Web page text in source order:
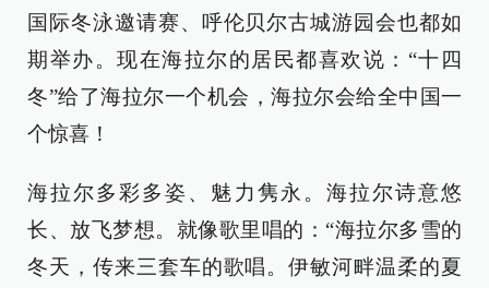
国际冬泳邀请赛、呼伦贝尔古城游园会也都如
期举办。现在海拉尔的居民都喜欢说：“十四
冬”给了海拉尔一个机会，海拉尔会给全中国一
个惊喜！
海拉尔多彩多姿、魅力隽永。海拉尔诗意悠
长、放飞梦想。就像歌里唱的：“海拉尔多雪的
冬天，传来三套车的歌唱。伊敏河畔温柔的夏